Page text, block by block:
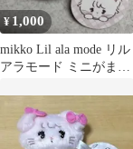
¥ 1,000
mikko Lil ala mode リル
アラモード ミニがまぐ